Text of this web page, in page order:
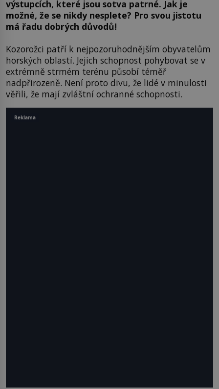
výstupcích, které jsou sotva patrné. Jak je
možné, že se nikdy nesplete? Pro svou jistotu
má řadu dobrých důvodů!
Kozorožci patří k nejpozoruhodnějším obyvatelům
horských oblastí. Jejich schopnost pohybovat se v
extrémně strmém terénu působí téměř
nadpřirozeně. Není proto divu, že lidé v minulosti
věřili, že mají zvláštní ochranné schopnosti.
Reklama